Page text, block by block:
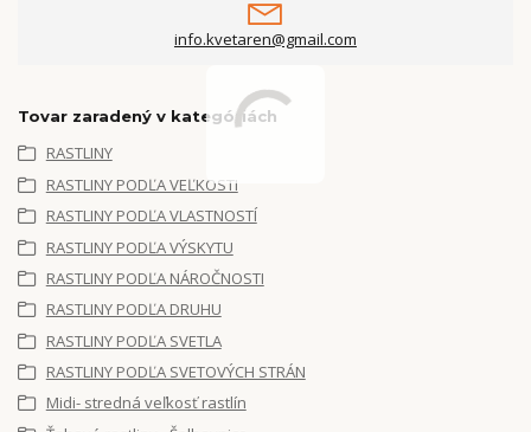
info.kvetaren@gmail.com
Tovar zaradený v kategóriách
RASTLINY
RASTLINY PODĽA VEĽKOSTI
RASTLINY PODĽA VLASTNOSTÍ
RASTLINY PODĽA VÝSKYTU
RASTLINY PODĽA NÁROČNOSTI
RASTLINY PODĽA DRUHU
RASTLINY PODĽA SVETLA
RASTLINY PODĽA SVETOVÝCH STRÁN
Midi- stredná veľkosť rastlín